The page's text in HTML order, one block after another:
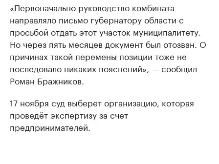
«Первоначально руководство комбината
направляло письмо губернатору области с
просьбой отдать этот участок муниципалитету.
Но через пять месяцев документ был отозван. О
причинах такой перемены позиции тоже не
последовало никаких пояснений», — сообщил
Роман Бражников.
17 ноября суд выберет организацию, которая
проведёт экспертизу за счет
предпринимателей.